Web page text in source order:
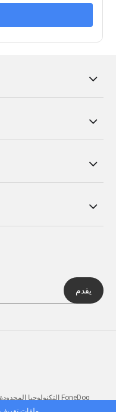
يقدم
التكنولوجيا المحدودة, هونغ كونغ. كل الحقوق محفوظة.© 2016-2026 FoneDog